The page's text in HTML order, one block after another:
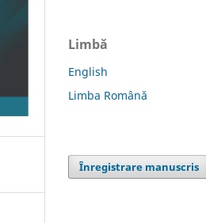
Limbă
English
Limba Română
Înregistrare manuscris